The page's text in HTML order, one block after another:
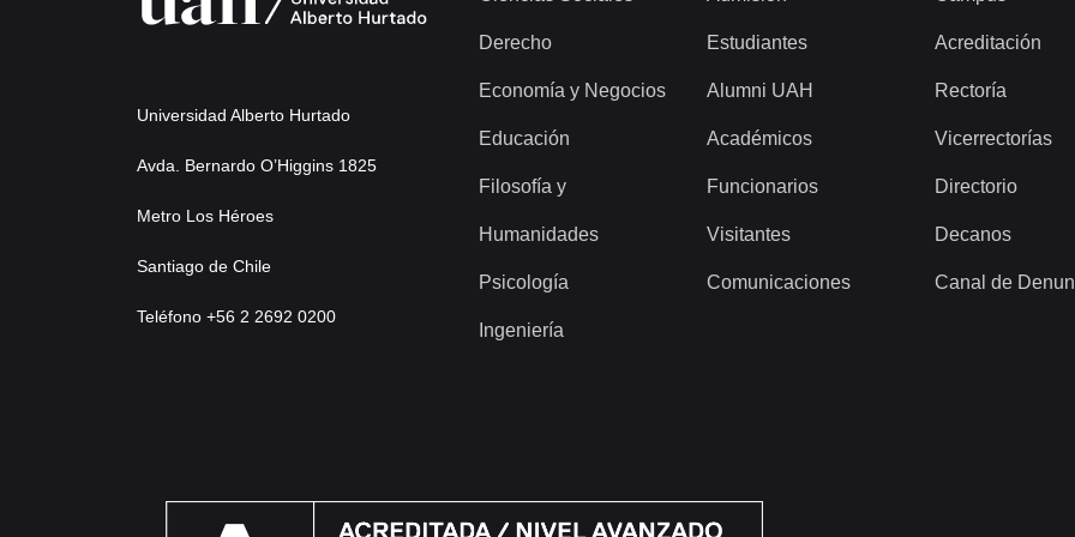
Universidad Alberto Hurtado
Avda. Bernardo O’Higgins 1825
Metro Los Héroes
Santiago de Chile
Teléfono +56 2 2692 0200
Derecho
Economía y Negocios
Educación
Filosofía y
Humanidades
Psicología
Ingeniería
Estudiantes
Alumni UAH
Académicos
Funcionarios
Visitantes
Comunicaciones
Acreditación
Rectoría
Vicerrectorías
Directorio
Decanos
Canal de